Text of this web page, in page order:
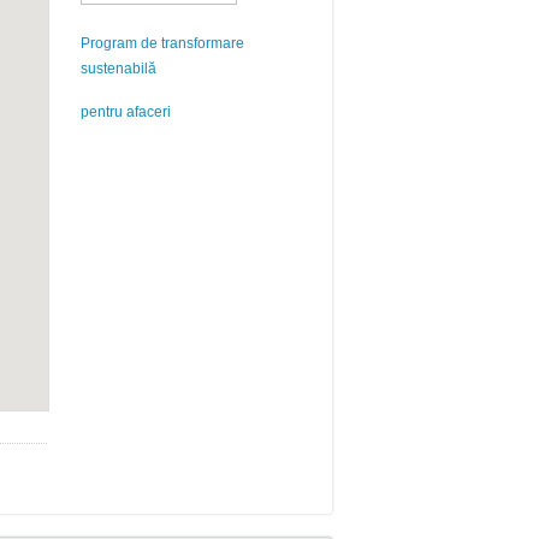
Program de transformare
sustenabilă
pentru afaceri